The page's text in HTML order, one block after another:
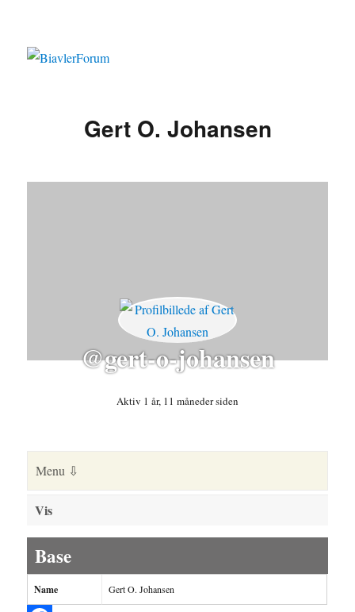
Gert O. Johansen
@gert-o-johansen
Aktiv 1 år, 11 måneder siden
Vis
Base
Name Gert O. Johansen